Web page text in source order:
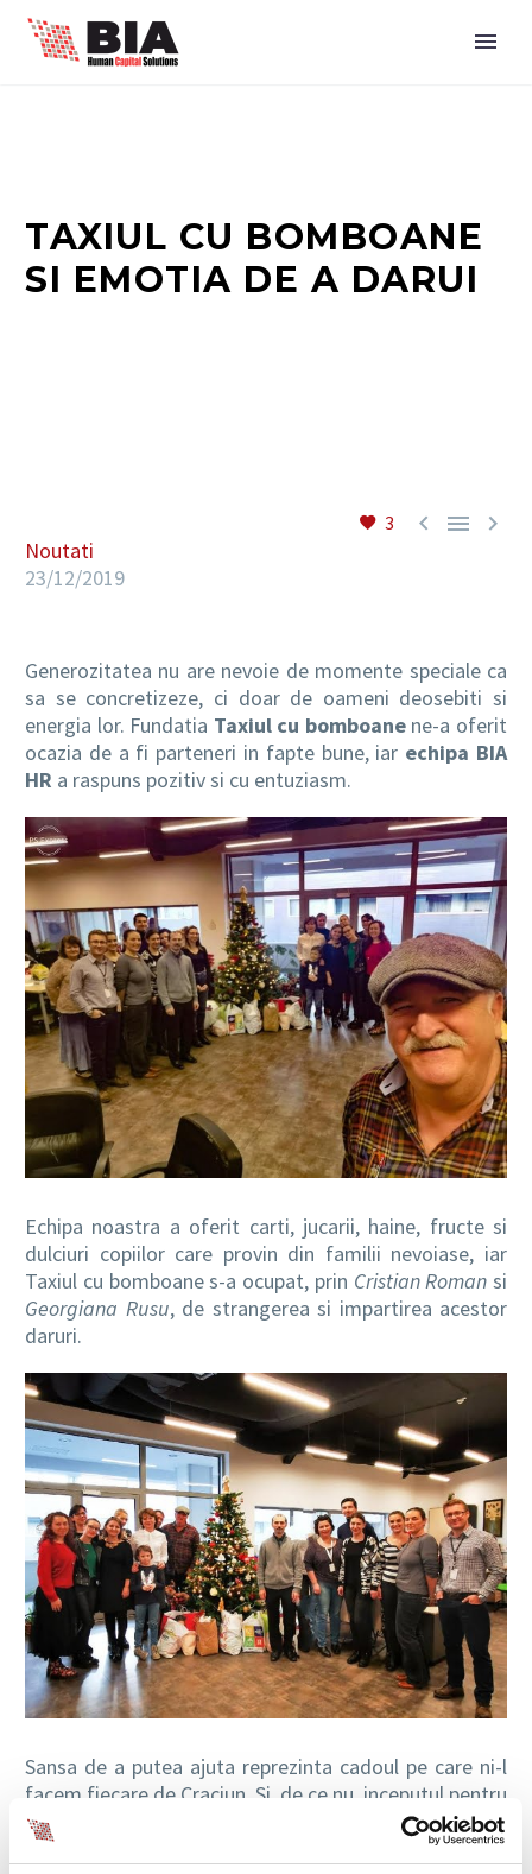
TAXIUL CU BOMBOANE
SI EMOTIA DE A DARUI
3   
Noutati
23/12/2019
Generozitatea nu are nevoie de momente speciale ca
sa se concretizeze, ci doar de oameni deosebiti si
energia lor. Fundatia Taxiul cu bomboanene-a oferit
ocazia de a fi parteneri in fapte bune, iar echipa BIA
HR a raspuns pozitiv si cu entuziasm.
Echipa noastra a oferit carti, jucarii, haine, fructe si
dulciuri copiilor care provin din familii nevoiase, iar
Taxiul cu bomboane s-a ocupat, prin Cristian Roman si
Georgiana Rusu, de strangerea si impartirea acestor
daruri.
Sansa de a putea ajuta reprezinta cadoul pe care ni-l
facem fiecare de Craciun. Si, de ce nu, inceputul pentru
fapte bune, indiferent de perioada anului.